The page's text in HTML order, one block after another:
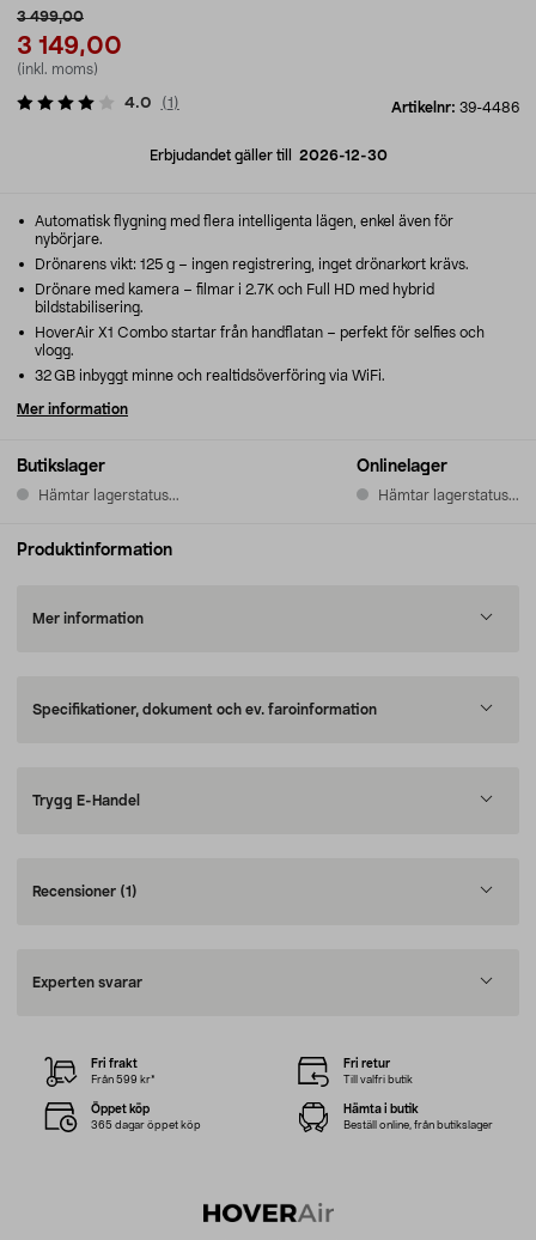
3 499,00
3 149,00
(inkl. moms)
Artikelnr: 39-4486
4.0 (1 )
Erbjudandet gäller till 2026-12-30
Butikslager
Hämtar lagerstatus...
Onlinelager
Hämtar lagerstatus...
Automatisk flygning med flera intelligenta lägen, enkel även för
nybörjare.
Drönarens vikt: 125 g – ingen registrering, inget drönarkort krävs.
Drönare med kamera – filmar i 2.7K och Full HD med hybrid
bildstabilisering.
HoverAir X1 Combo startar från handflatan – perfekt för selfies och
vlogg.
32 GB inbyggt minne och realtidsöverföring via WiFi.
Mer information
Produktinformation
Mer information
Specifikationer, dokument och ev. faroinformation
Trygg E-Handel
Recensioner (1)
Experten svarar
Fri frakt
Från 599 kr*
Fri retur
Till valfri butik
Öppet köp
365 dagar öppet köp
Hämta i butik
Beställ online, från butikslager